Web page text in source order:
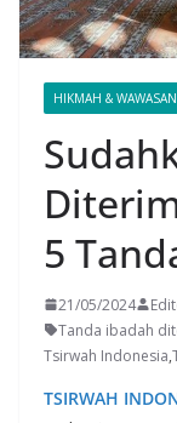
HIKMAH & WAWASAN
5
21/05/2024
Tanda ibadah
Tsirwah Indonesia,
TSIRWAH